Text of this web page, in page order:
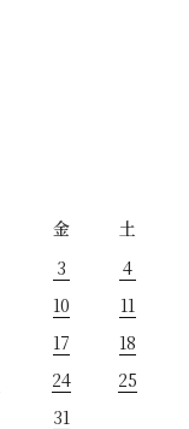
金
土
3
4
10
11
17
18
24
25
31